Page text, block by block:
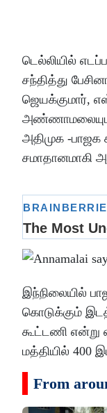
டெல்லியில்
சந்தித்து
ஜெயக்குமார்,
அதிமுக -பாஜக
சமாதானமாகி
இந்நிலையில்
கொடுக்கும்
கூட்டணி என்று
மத்தியில் 400
From